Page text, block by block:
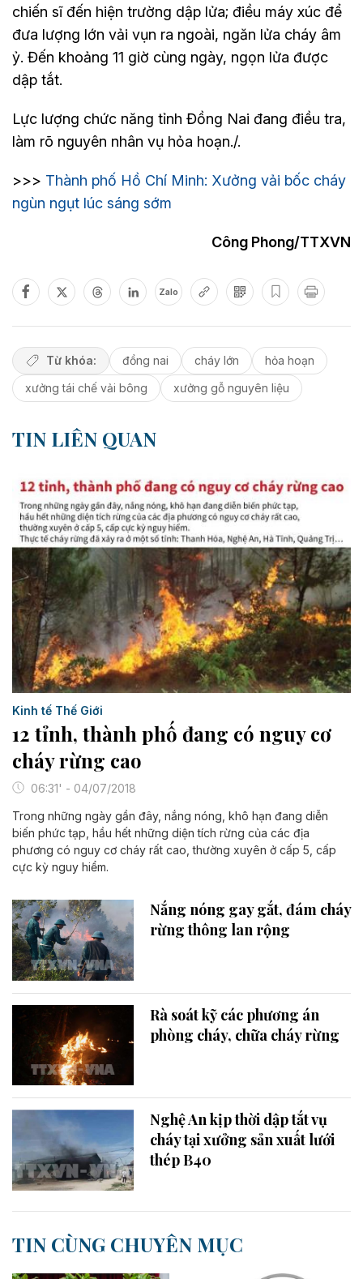
chiến sĩ đến hiện trường dập lửa; điều máy xúc để
đưa lượng lớn vải vụn ra ngoài, ngăn lửa cháy âm
ỷ. Đến khoảng 11 giờ cùng ngày, ngọn lửa được
dập tắt.
Lực lượng chức năng tỉnh Đồng Nai đang điều tra,
làm rõ nguyên nhân vụ hỏa hoạn./.
>>> Thành phố Hồ Chí Minh: Xưởng vải bốc cháy
ngùn ngụt lúc sáng sớm
Công Phong/TTXVN
Zalo
Từ khóa: đồng nai cháy lớn
hỏa hoạn
xưởng tái chế vải bông
xưởng gỗ nguyên liệu
TIN LIÊN QUAN
Kinh tế Thế Giới
12 tỉnh, thành phố đang có nguy cơ
cháy rừng cao
06:31' - 04/07/2018
Trong những ngày gần đây, nắng nóng, khô hạn đang diễn
biến phức tạp, hầu hết những diện tích rừng của các địa
phương có nguy cơ cháy rất cao, thường xuyên ở cấp 5, cấp
cực kỳ nguy hiểm.
Nắng nóng gay gắt, đám cháy
rừng thông lan rộng
Rà soát kỹ các phương án
phòng cháy, chữa cháy rừng
Nghệ An kịp thời dập tắt vụ
cháy tại xưởng sản xuất lưới
thép B40
TIN CÙNG CHUYÊN MỤC